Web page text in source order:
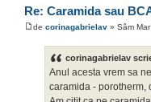
Re: Caramida sau
de corinagabrielav » Sâm
corinagabrielav
Anul acesta vrem sa
caramida - porotherm,